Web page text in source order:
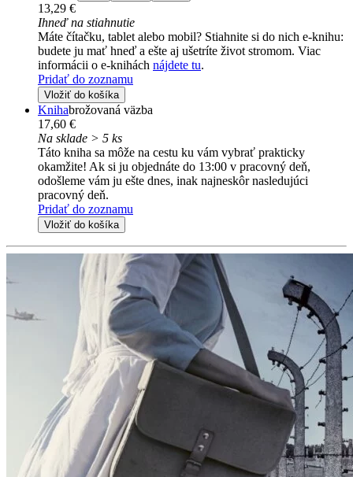
13,29 €
Ihneď na stiahnutie
Máte čítačku, tablet alebo mobil? Stiahnite si do nich e-knihu:
budete ju mať hneď a ešte aj ušetríte život stromom. Viac
informácii o e-knihách nájdete tu.
Pridať do zoznamu
Vložiť do košíka
Knihabrožovaná väzba
17,60 €
Na sklade > 5 ks
Táto kniha sa môže na cestu ku vám vybrať prakticky
okamžite! Ak si ju objednáte do 13:00 v pracovný deň,
odošleme vám ju ešte dnes, inak najneskôr nasledujúci
pracovný deň.
Pridať do zoznamu
Vložiť do košíka